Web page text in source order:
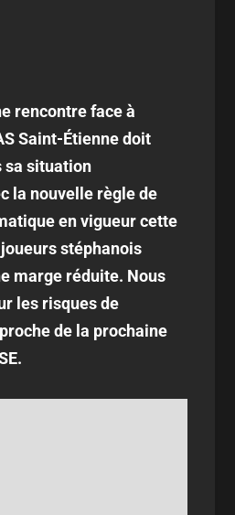
rencontre face à
Saint-Étienne doit
sa situation
la nouvelle règle de
en vigueur cette
stéphanois
marge réduite. Nous
les risques de
de la prochaine